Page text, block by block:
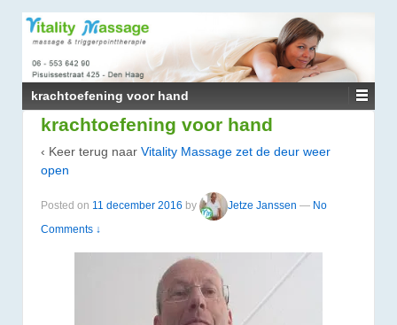
↓
DOORGAAN
HOOFDINHOUD
krachtoefening voor hand
krachtoefening voor hand
‹ Keer terug naar Vitality Massage zet de deur weer
open
Posted on 11 december 2016 by Jetze Janssen — No
Comments ↓